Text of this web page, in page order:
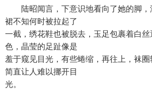
陆昭闻言，下意识地看向了她的脚，
裙不知何时被拉起了
一截，绣花鞋也被脱去，玉足包裹着白
色，晶莹的足趾像是
羞于窥见目光，有些蜷缩，再往上，袜圈
简直让人难以挪开目
光。